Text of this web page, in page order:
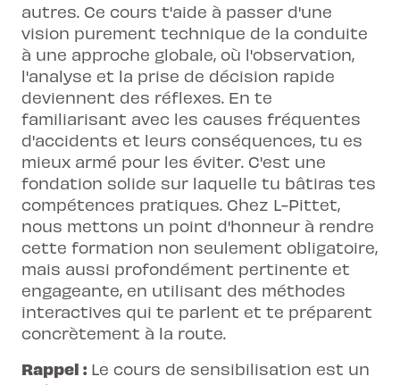
autres. Ce cours t'aide à passer d'une
vision purement technique de la conduite
à une approche globale, où l'observation,
l'analyse et la prise de décision rapide
deviennent des réflexes. En te
familiarisant avec les causes fréquentes
d'accidents et leurs conséquences, tu es
mieux armé pour les éviter. C'est une
fondation solide sur laquelle tu bâtiras tes
compétences pratiques. Chez L-Pittet,
nous mettons un point d'honneur à rendre
cette formation non seulement obligatoire,
mais aussi profondément pertinente et
engageante, en utilisant des méthodes
interactives qui te parlent et te préparent
concrètement à la route.
Rappel : Le cours de sensibilisation est un